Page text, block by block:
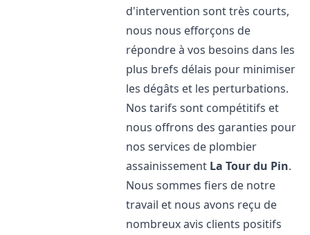
d'intervention sont très courts,
nous nous efforçons de
répondre à vos besoins dans les
plus brefs délais pour minimiser
les dégâts et les perturbations.
Nos tarifs sont compétitifs et
nous offrons des garanties pour
nos services de plombier
assainissement La Tour du Pin.
Nous sommes fiers de notre
travail et nous avons reçu de
nombreux avis clients positifs